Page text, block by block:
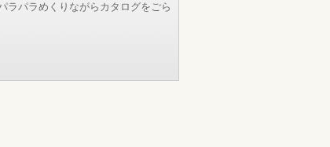
ラパラめくりながらカタログをごら